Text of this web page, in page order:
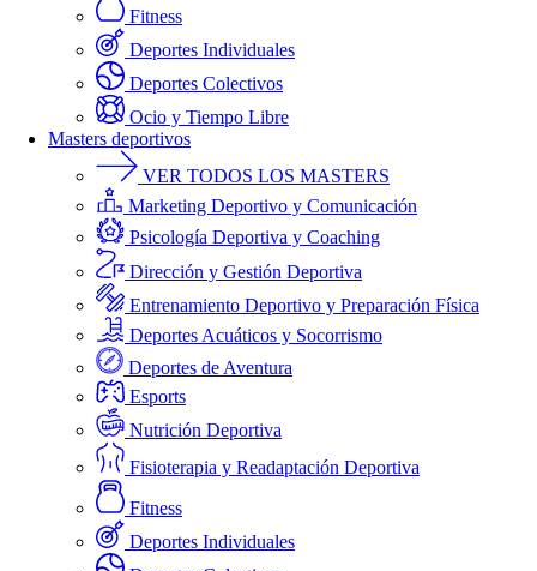
Fitness
Deportes Individuales
Deportes Colectivos
Ocio y Tiempo Libre
Masters deportivos
VER TODOS LOS MASTERS
Marketing Deportivo y Comunicación
Psicología Deportiva y Coaching
Dirección y Gestión Deportiva
Entrenamiento Deportivo y Preparación Física
Deportes Acuáticos y Socorrismo
Deportes de Aventura
Esports
Nutrición Deportiva
Fisioterapia y Readaptación Deportiva
Fitness
Deportes Individuales